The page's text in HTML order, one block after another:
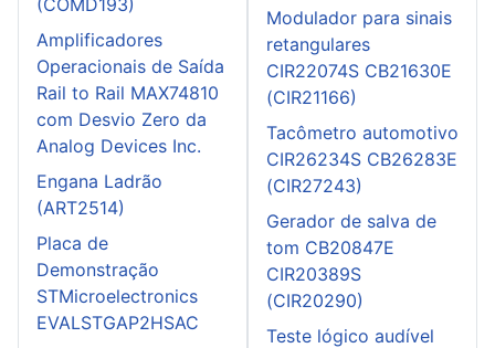
(COMD193)
Amplificadores
Operacionais de Saída
Rail to Rail MAX74810
com Desvio Zero da
Analog Devices Inc.
Engana Ladrão
(ART2514)
Placa de
Demonstração
STMicroelectronics
EVALSTGAP2HSAC
Modulador para sinais
retangulares
CIR22074S CB21630E
(CIR21166)
Tacômetro automotivo
CIR26234S CB26283E
(CIR27243)
Gerador de salva de
tom CB20847E
CIR20389S
(CIR20290)
Teste lógico audível